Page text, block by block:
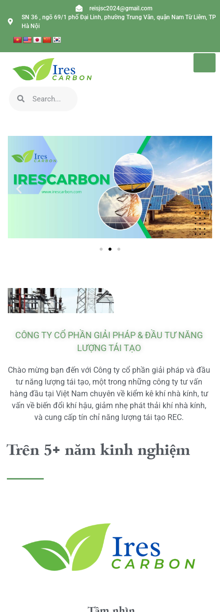
reisjsc2024@gmail.com
SN 36 , ngõ 69/1 phố Đại Linh, phường Trung Văn, quận Nam Từ Liêm, TP
Hà Nội
CÔNG TY CỔ PHẦN GIẢI PHÁP & ĐẦU TƯ NĂNG
LƯỢNG TÁI TẠO
Chào mừng bạn đến với Công ty cổ phần giải pháp và đầu
tư năng lượng tái tạo, một trong những công ty tư vấn
hàng đầu tại Việt Nam chuyên về kiểm kê khí nhà kính, tư
vấn về biến đổi khí hậu, giảm nhẹ phát thải khí nhà kính,
và cung cấp tín chỉ năng lượng tái tạo REC.
Trên 5+ năm kinh nghiệm